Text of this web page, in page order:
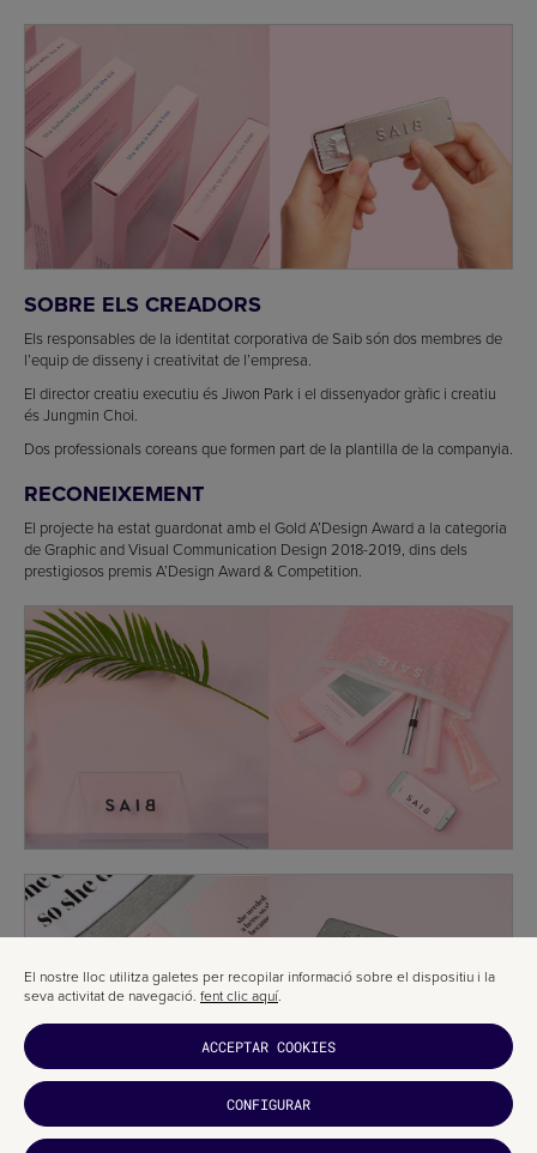
SOBRE ELS CREADORS
Els responsables de la identitat corporativa de Saib són dos membres de
l’equip de disseny i creativitat de l’empresa.
El director creatiu executiu és Jiwon Park i el dissenyador gràfic i creatiu
és Jungmin Choi.
Dos professionals coreans que formen part de la plantilla de la companyia.
RECONEIXEMENT
El projecte ha estat guardonat amb el Gold A’Design Award a la categoria
de Graphic and Visual Communication Design 2018-2019, dins dels
prestigiosos premis A’Design Award & Competition.
El nostre lloc utilitza galetes per recopilar informació sobre el dispositiu i la
seva activitat de navegació. fent clic aquí.
ACCEPTAR COOKIES
CONFIGURAR